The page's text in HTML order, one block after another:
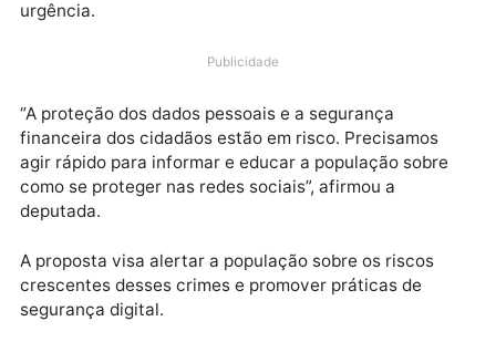
um requerimento à Mesa Diretora da Assembleia
campanha de marketing contra crimes cibernéticos,
urgência.
Publicidade
financeira dos cidadãos estão em risco. Precisamos
agir rápido para informar e educar a população
como se proteger nas redes sociais”, afirmou a